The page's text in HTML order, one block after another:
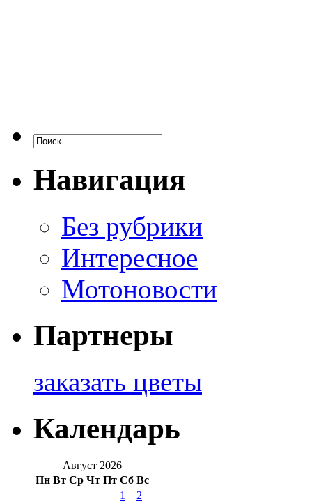
Навигация
Без рубрики
Интересное
Мотоновости
Партнеры
заказать цветы
Календарь
Август 2026
Пн Вт Ср Чт Пт Сб Вс
1
2